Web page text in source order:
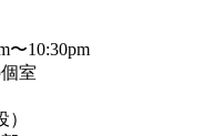
〜10:30pm
室